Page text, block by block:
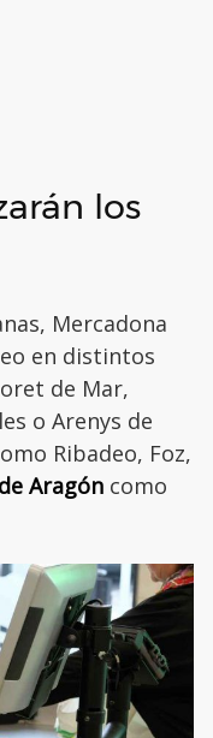
los
Mercadona
en distintos
de Mar,
o Arenys de
Ribadeo, Foz,
Aragón como